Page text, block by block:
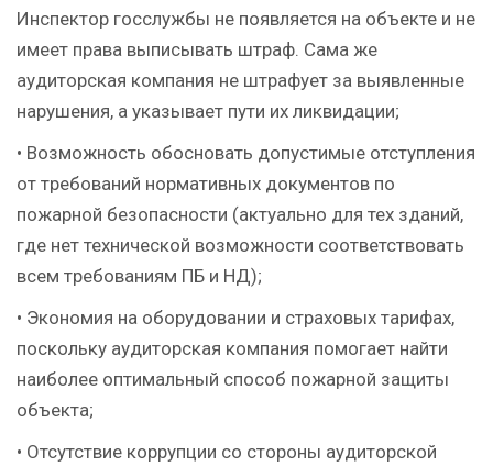
Инспектор госслужбы не появляется на объекте и не
имеет права выписывать штраф. Сама же
аудиторская компания не штрафует за выявленные
нарушения, а указывает пути их ликвидации;
• Возможность обосновать допустимые отступления
от требований нормативных документов по
пожарной безопасности (актуально для тех зданий,
где нет технической возможности соответствовать
всем требованиям ПБ и НД);
• Экономия на оборудовании и страховых тарифах,
поскольку аудиторская компания помогает найти
наиболее оптимальный способ пожарной защиты
объекта;
• Отсутствие коррупции со стороны аудиторской